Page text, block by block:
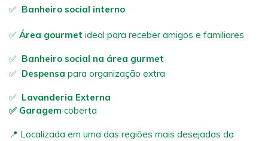
✅ Banheiro social interno
✅ Área gourmet ideal para receber amigos e familiares
✅ Banheiro social na área gurmet
✅ Despensa para organização extra
✅ Lavanderia Externa
✅ Garagem coberta
📍 Localizada em uma das regiões mais desejadas da